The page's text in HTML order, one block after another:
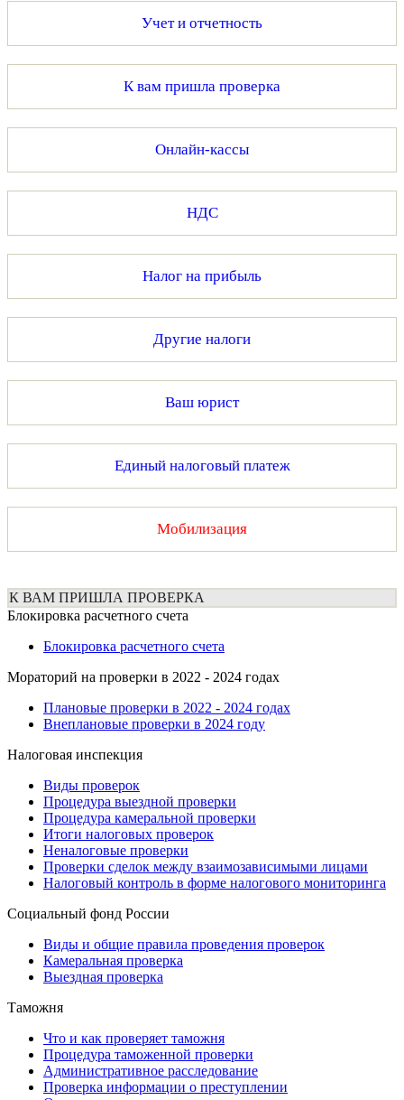
Учет и отчетность
К вам пришла проверка
Онлайн-кассы
НДС
Налог на прибыль
Другие налоги
Ваш юрист
Единый налоговый платеж
Мобилизация
К ВАМ ПРИШЛА ПРОВЕРКА
Блокировка расчетного счета
Блокировка расчетного счета
Мораторий на проверки в 2022 - 2024 годах
Плановые проверки в 2022 - 2024 годах
Внеплановые проверки в 2024 году
Налоговая инспекция
Виды проверок
Процедура выездной проверки
Процедура камеральной проверки
Итоги налоговых проверок
Неналоговые проверки
Проверки сделок между взаимозависимыми лицами
Налоговый контроль в форме налогового мониторинга
Социальный фонд России
Виды и общие правила проведения проверок
Камеральная проверка
Выездная проверка
Таможня
Что и как проверяет таможня
Процедура таможенной проверки
Административное расследование
Проверка информации о преступлении